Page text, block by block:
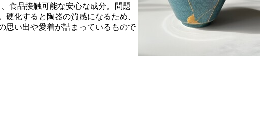
食品接触可能な安心な成分。問題
化すると陶器の質感になるため、
思い出や愛着が詰まっているもので